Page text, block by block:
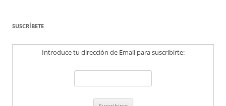
SUSCRÍBETE
Introduce tu dirección de Email para suscribirte: